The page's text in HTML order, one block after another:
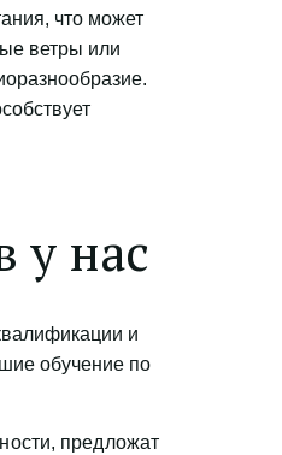
что может
ветры или
у нас
и
обучение по
предложат